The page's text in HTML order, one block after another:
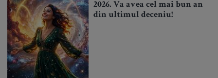
2026. Va avea cel mai bun an
din ultimul deceniu!